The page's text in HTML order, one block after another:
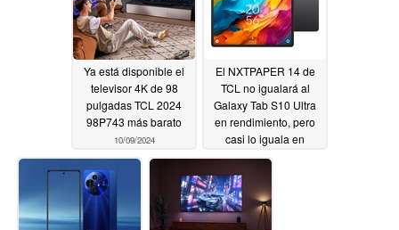
Ya está disponible el
televisor 4K de 98
pulgadas TCL 2024
98P743 más barato
10/09/2024
El NXTPAPER 14 de
TCL no igualará al
Galaxy Tab S10 Ultra
en rendimiento, pero
casi lo iguala en
tamaño09/07/2024